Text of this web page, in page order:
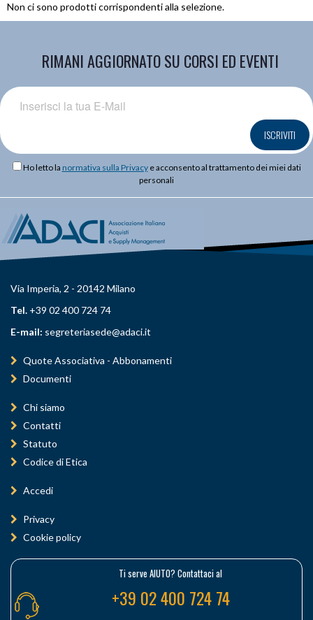
Non ci sono prodotti corrispondenti alla selezione.
RIMANI AGGIORNATO SU CORSI ED EVENTI
ISCRIVITI
Ho letto la normativa sulla Privacye acconsento al trattamento dei miei dati
personali
Via Imperia, 2 - 20142 Milano
Tel. +39 02 400 724 74
E-mail: segreteriasede@adaci.it
Quote Associativa - Abbonamenti
Documenti
Chi siamo
Contatti
Statuto
Codice di Etica
Accedi
Privacy
Cookie policy
Ti serve AIUTO? Contattaci al
+39 02 400 724 74